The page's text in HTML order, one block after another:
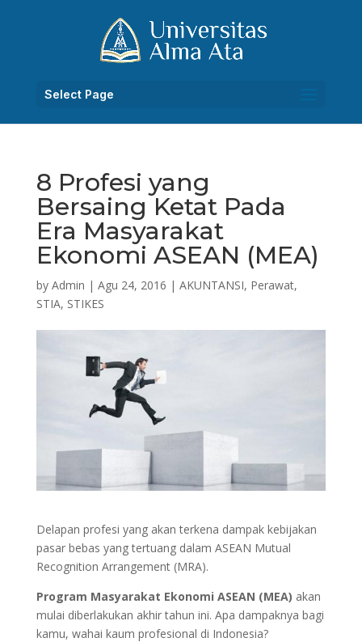
Select Page
8 Profesi yang
Bersaing Ketat Pada
Era Masyarakat
Ekonomi ASEAN (MEA)
by Admin | Agu 24, 2016 | AKUNTANSI, Perawat,
STIA, STIKES
Delapan profesi yang akan terkena dampak kebijakan
pasar bebas yang tertuang dalam ASEAN Mutual
Recognition Arrangement (MRA).
Program Masyarakat Ekonomi ASEAN (MEA) akan
mulai diberlakukan akhir tahun ini. Apa dampaknya bagi
kamu, wahai kaum profesional di Indonesia?